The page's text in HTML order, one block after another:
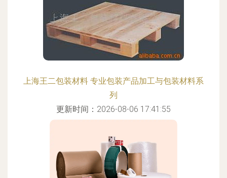
上海王二包装材料 专业包装产品加工与包装材料系
列
更新时间：2026-08-06 17:41:55